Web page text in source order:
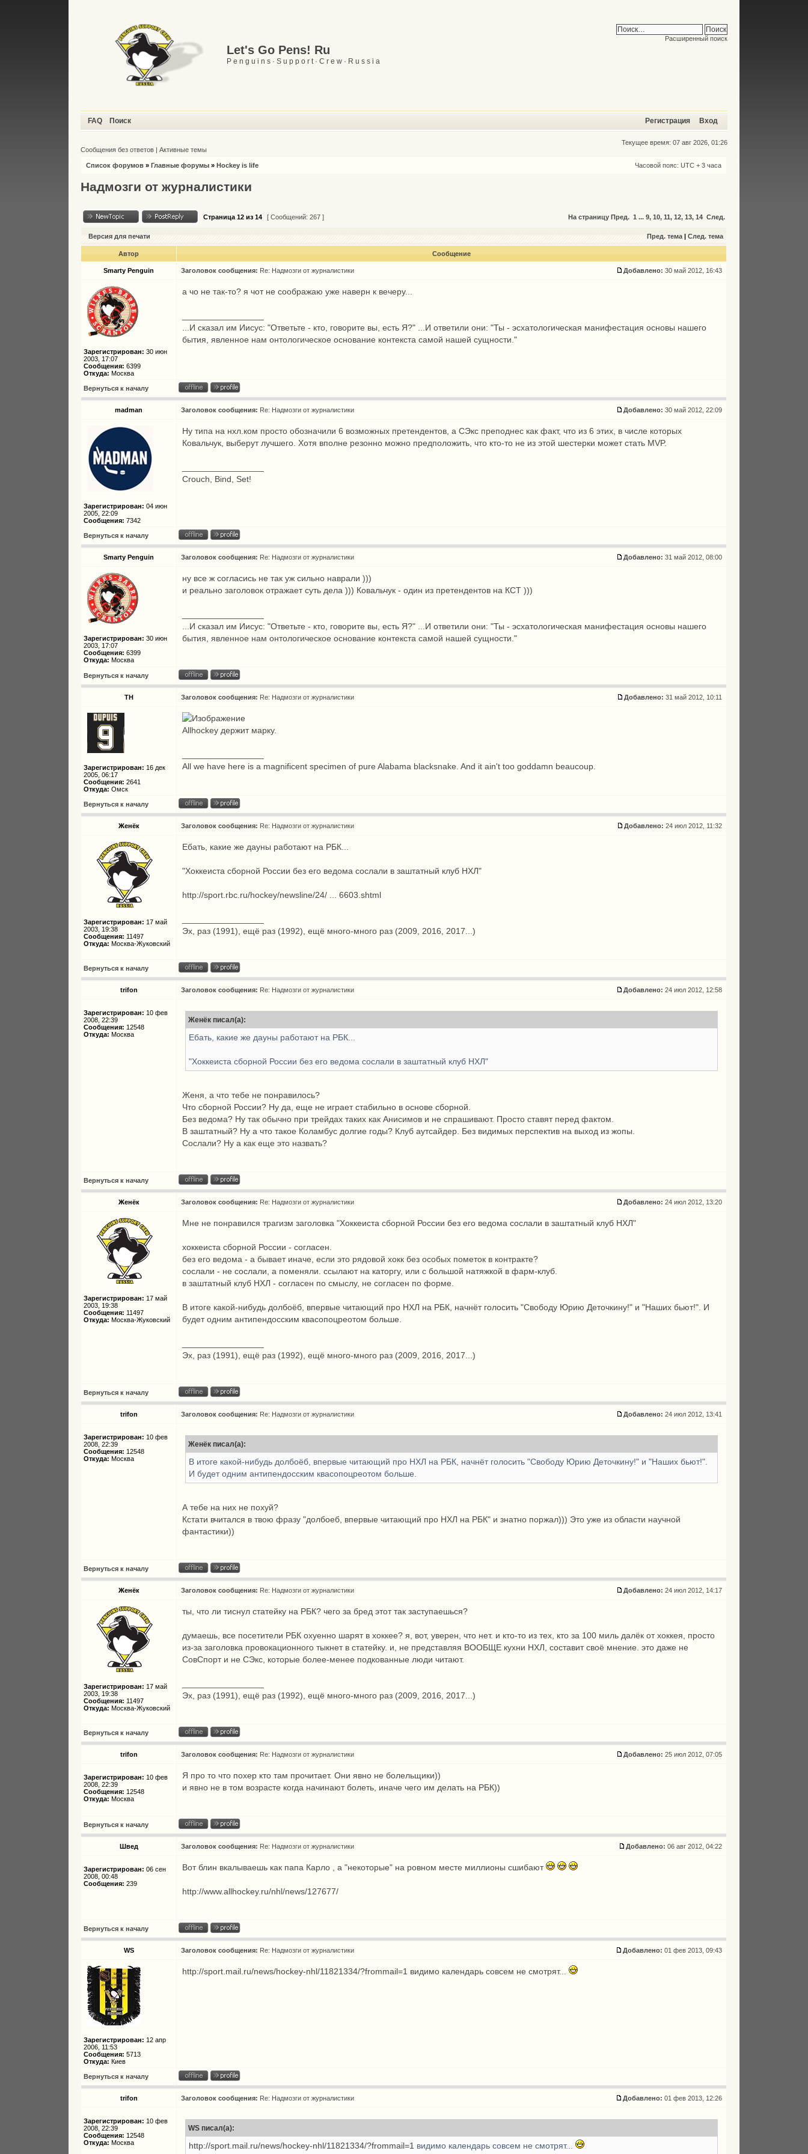
Let's Go Pens! Ru
P e n g u i n s · S u p p o r t · C r e w · R u s s i a
Расширенный поиск
FAQ Поиск Регистрация Вход
Текущее время: 07 авг 2026, 01:26
Сообщения без ответов |Активные темы
Список форумов »Главные форумы »Hockey is life Часовой пояс: UTC + 3 часа
Надмозги от журналистики
Страница12 из14 [ Сообщений: 267 ] На страницу Пред. 1 ...9,10,11,12,13,14 След.
Версия для печати Пред. тема |След. тема
Автор Сообщение
Smarty Penguin Заголовок сообщения: Re: Надмозги от журналистики Добавлено: 30 май 2012, 16:43
Зарегистрирован: 30 июн
2003, 17:07
Сообщения: 6399
Откуда: Москва
а чо не так-то? я чот не соображаю уже наверн к вечеру...
...И сказал им Иисус: "Ответьте - кто, говорите вы, есть Я?" ...И ответили они: "Ты - эсхатологическая манифестация основы нашего
бытия, явленное нам онтологическое основание контекста самой нашей сущности."
Вернуться к началу
madman Заголовок сообщения: Re: Надмозги от журналистики Добавлено: 30 май 2012, 22:09
Зарегистрирован: 04 июн
2005, 22:09
Сообщения: 7342
Ну типа на нхл.ком просто обозначили 6 возможных претендентов, а СЭкс преподнес как факт, что из 6 этих, в числе которых
Ковальчук, выберут лучшего. Хотя вполне резонно можно предположить, что кто-то не из этой шестерки может стать MVP.
Crouch, Bind, Set!
Вернуться к началу
Smarty Penguin Заголовок сообщения: Re: Надмозги от журналистики Добавлено: 31 май 2012, 08:00
Зарегистрирован: 30 июн
2003, 17:07
Сообщения: 6399
Откуда: Москва
ну все ж согласись не так уж сильно наврали )))
и реально заголовок отражает суть дела ))) Ковальчук - один из претендентов на КСТ )))
...И сказал им Иисус: "Ответьте - кто, говорите вы, есть Я?" ...И ответили они: "Ты - эсхатологическая манифестация основы нашего
бытия, явленное нам онтологическое основание контекста самой нашей сущности."
Вернуться к началу
TH Заголовок сообщения: Re: Надмозги от журналистики Добавлено: 31 май 2012, 10:11
Зарегистрирован: 16 дек
2005, 06:17
Сообщения: 2641
Откуда: Омск
Allhockey держит марку.
All we have here is a magnificent specimen of pure Alabama blacksnake. And it ain't too goddamn beaucoup.
Вернуться к началу
Женёк Заголовок сообщения: Re: Надмозги от журналистики Добавлено: 24 июл 2012, 11:32
Зарегистрирован: 17 май
2003, 19:38
Сообщения: 11497
Откуда: Москва-Жуковский
Ебать, какие же дауны работают на РБК...
"Хоккеиста сборной России без его ведома сослали в заштатный клуб НХЛ"
http://sport.rbc.ru/hockey/newsline/24/ ... 6603.shtml
Эх, раз (1991), ещё раз (1992), ещё много-много раз (2009, 2016, 2017...)
Вернуться к началу
trifon Заголовок сообщения: Re: Надмозги от журналистики Добавлено: 24 июл 2012, 12:58
Зарегистрирован: 10 фев
2008, 22:39
Сообщения: 12548
Откуда: Москва
Женёк писал(а):
Ебать, какие же дауны работают на РБК...
"Хоккеиста сборной России без его ведома сослали в заштатный клуб НХЛ"
Женя, а что тебе не понравилось?
Что сборной России? Ну да, еще не играет стабильно в основе сборной.
Без ведома? Ну так обычно при трейдах таких как Анисимов и не спрашивают. Просто ставят перед фактом.
В заштатный? Ну а что такое Коламбус долгие годы? Клуб аутсайдер. Без видимых перспектив на выход из жопы.
Сослали? Ну а как еще это назвать?
Вернуться к началу
Женёк Заголовок сообщения: Re: Надмозги от журналистики Добавлено: 24 июл 2012, 13:20
Зарегистрирован: 17 май
2003, 19:38
Сообщения: 11497
Откуда: Москва-Жуковский
Мне не понравился трагизм заголовка "Хоккеиста сборной России без его ведома сослали в заштатный клуб НХЛ"
хоккеиста сборной России - согласен.
без его ведома - а бывает иначе, если это рядовой хокк без особых пометок в контракте?
сослали - не сослали, а поменяли. ссылают на каторгу, или с большой натяжкой в фарм-клуб.
в заштатный клуб НХЛ - согласен по смыслу, не согласен по форме.
В итоге какой-нибудь долбоёб, впервые читающий про НХЛ на РБК, начнёт голосить "Свободу Юрию Деточкину!" и "Наших бьют!". И
будет одним антипендосским квасопоцреотом больше.
Эх, раз (1991), ещё раз (1992), ещё много-много раз (2009, 2016, 2017...)
Вернуться к началу
trifon Заголовок сообщения: Re: Надмозги от журналистики Добавлено: 24 июл 2012, 13:41
Зарегистрирован: 10 фев
2008, 22:39
Сообщения: 12548
Откуда: Москва
Женёк писал(а):
В итоге какой-нибудь долбоёб, впервые читающий про НХЛ на РБК, начнёт голосить "Свободу Юрию Деточкину!" и "Наших бьют!".
И будет одним антипендосским квасопоцреотом больше.
А тебе на них не похуй?
Кстати вчитался в твою фразу "долбоеб, впервые читающий про НХЛ на РБК" и знатно поржал))) Это уже из области научной
фантастики))
Вернуться к началу
Женёк Заголовок сообщения: Re: Надмозги от журналистики Добавлено: 24 июл 2012, 14:17
Зарегистрирован: 17 май
2003, 19:38
Сообщения: 11497
Откуда: Москва-Жуковский
ты, что ли тиснул статейку на РБК? чего за бред этот так заступаешься?
думаешь, все посетители РБК охуенно шарят в хоккее? я, вот, уверен, что нет. и кто-то из тех, кто за 100 миль далёк от хоккея, просто
из-за заголовка провокационного тыкнет в статейку. и, не представляя ВООБЩЕ кухни НХЛ, составит своё мнение. это даже не
СовСпорт и не СЭкс, которые более-менее подкованные люди читают.
Эх, раз (1991), ещё раз (1992), ещё много-много раз (2009, 2016, 2017...)
Вернуться к началу
trifon Заголовок сообщения: Re: Надмозги от журналистики Добавлено: 25 июл 2012, 07:05
Зарегистрирован: 10 фев
2008, 22:39
Сообщения: 12548
Откуда: Москва
Я про то что похер кто там прочитает. Они явно не болельщики))
и явно не в том возрасте когда начинают болеть, иначе чего им делать на РБК))
Вернуться к началу
Швед Заголовок сообщения: Re: Надмозги от журналистики Добавлено: 06 авг 2012, 04:22
Зарегистрирован: 06 сен
2008, 00:48
Сообщения: 239
Вот блин вкалываешь как папа Карло , а "некоторые" на ровном месте миллионы сшибают
http://www.allhockey.ru/nhl/news/127677/
Вернуться к началу
WS Заголовок сообщения: Re: Надмозги от журналистики Добавлено: 01 фев 2013, 09:43
Зарегистрирован: 12 апр
2006, 11:53
Сообщения: 5713
Откуда: Киев
http://sport.mail.ru/news/hockey-nhl/11821334/?frommail=1 видимо календарь совсем не смотрят...
Вернуться к началу
trifon Заголовок сообщения: Re: Надмозги от журналистики Добавлено: 01 фев 2013, 12:26
Зарегистрирован: 10 фев
2008, 22:39
Сообщения: 12548
Откуда: Москва
WS писал(а):
http://sport.mail.ru/news/hockey-nhl/11821334/?frommail=1 видимо календарь совсем не смотрят...